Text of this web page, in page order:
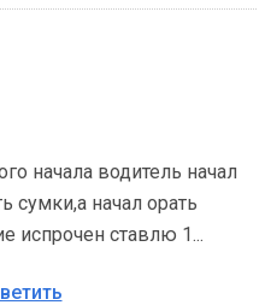
начала водитель начал
сумки,а начал орать
испрочен ставлю 1...